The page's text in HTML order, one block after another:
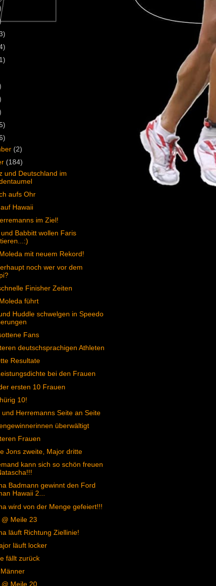
(2)
(184)
und Deutschland im
aufs Ohr
Hawaii
im Ziel!
und Babbitt wollen Faris
mit neuem Rekord!
noch wer vor dem
Finisher Zeiten
führt
Huddle schwelgen in Speedo
Fans
deutschsprachigen Athleten
Resultate
bei den Frauen
ersten 10 Frauen
10!
und Herremanns Seite an Seite
überwältigt
Frauen
Jons zweite, Major dritte
kann sich so schön freuen
Badmann gewinnt den Ford
Hawaii 2...
wird von der Menge gefeiert!!!
Meile 23
läuft Richtung Ziellinie!
läuft locker
fällt zurück
@ Meile 20